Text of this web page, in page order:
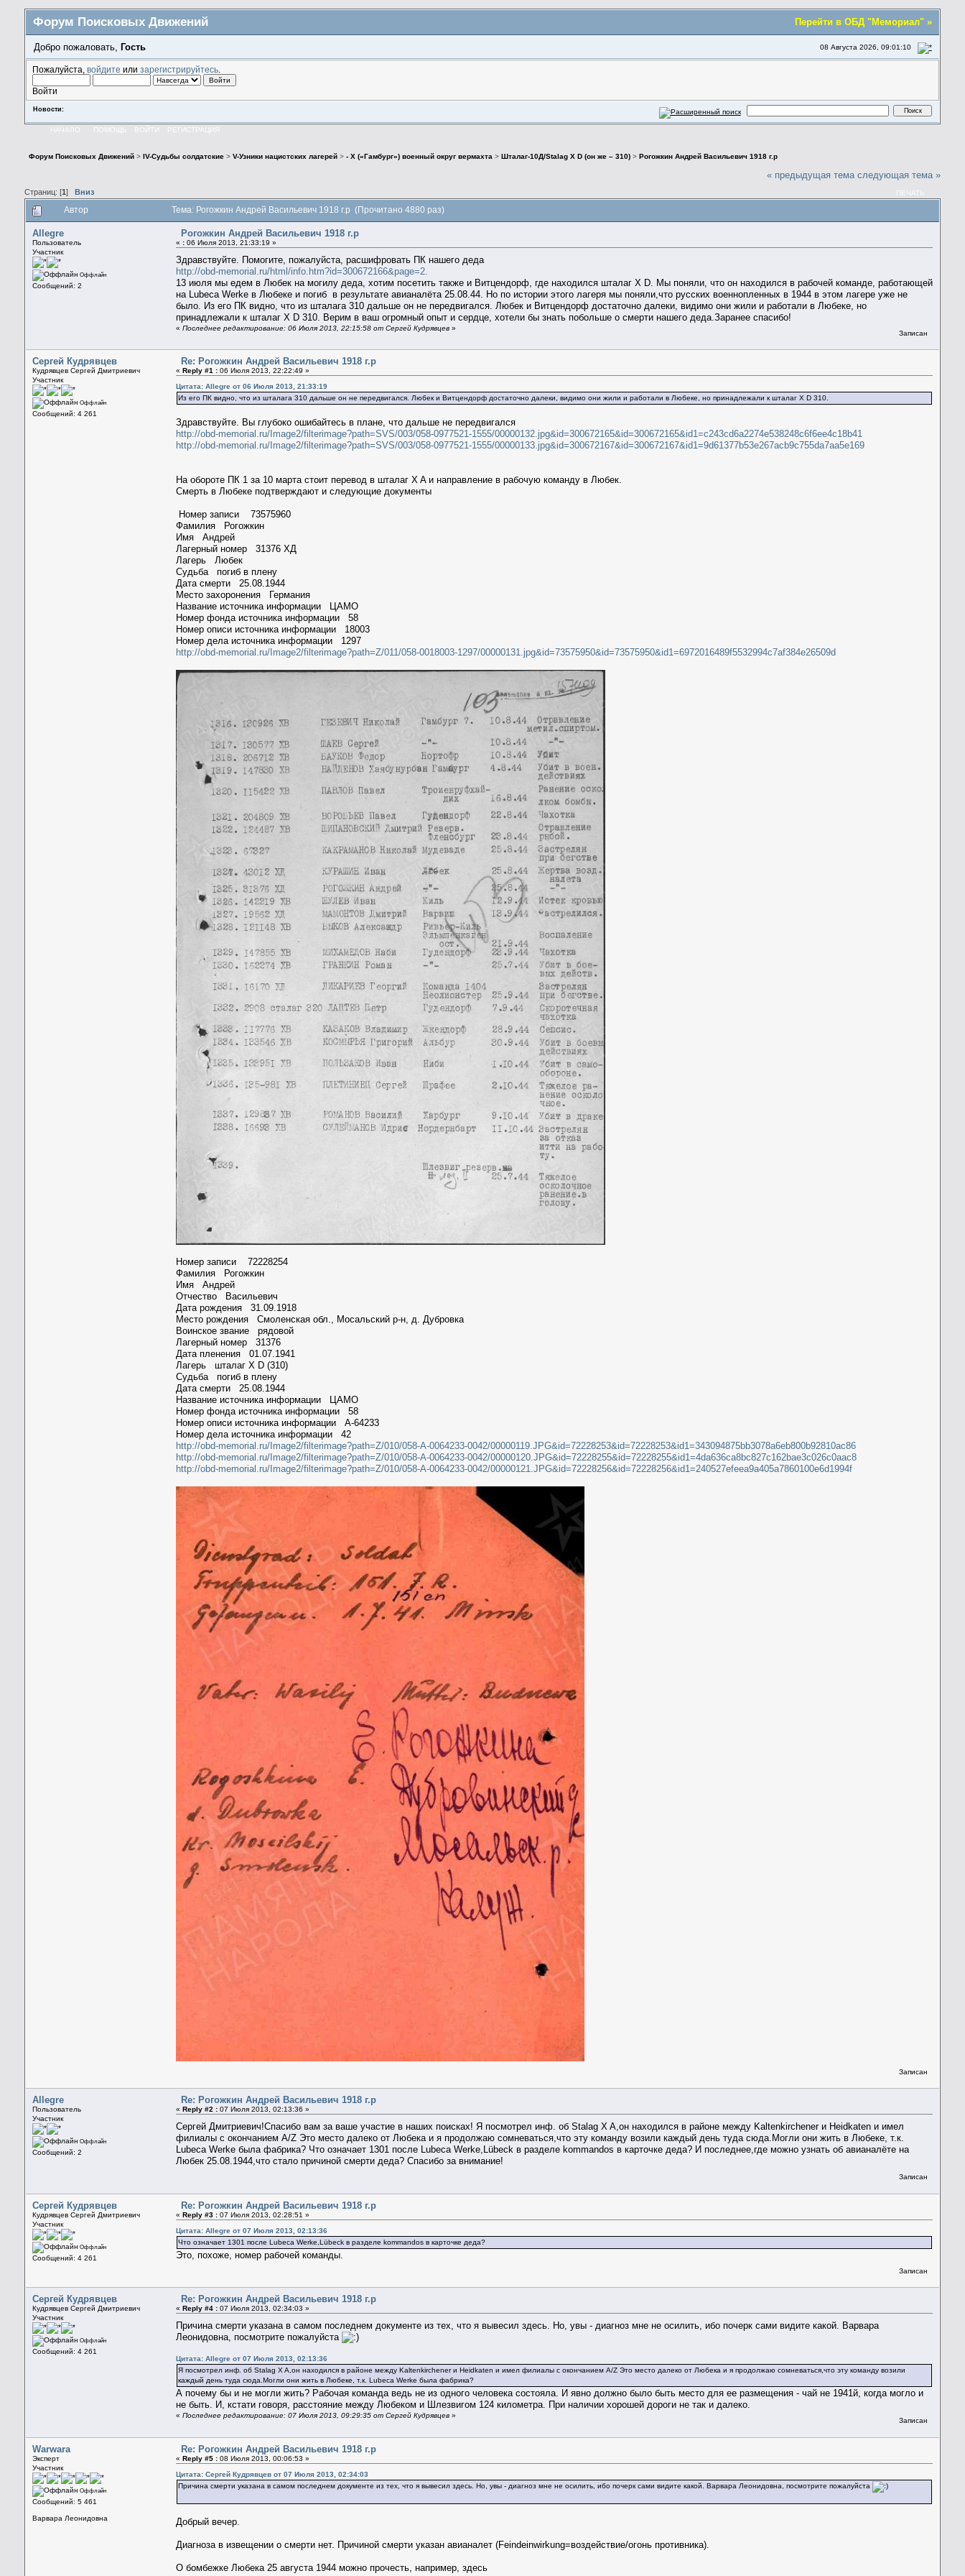
Перейти в ОБД "Мемориал" »
Форум Поисковых Движений
08 Августа 2026, 09:01:10
Добро пожаловать, Гость
Пожалуйста, войдите или зарегистрируйтесь.
Войти
Новости:
НАЧАЛО ПОМОЩЬ ВОЙТИ РЕГИСТРАЦИЯ
Форум Поисковых Движений > IV-Судьбы солдатские >V-Узники нацистских лагерей >- X («Гамбург») военный округ вермахта > Шталаг-10Д/Stalag X D (он же – 310) > Рогожкин Андрей Васильевич 1918 г.р
« предыдущая тема следующая тема »
Страниц: [1 ] Вниз ПЕЧАТЬ
Автор Тема: Рогожкин Андрей Васильевич 1918 г.р (Прочитано 4880 раз)
Allegre
Пользователь
Участник
Оффлайн
Сообщений: 2
Рогожкин Андрей Васильевич 1918 г.р
« : 06 Июля 2013, 21:33:19 »
Здравствуйте. Помогите, пожалуйста, расшифровать ПК нашего деда
http://obd-memorial.ru/html/info.htm?id=300672166&page=2.
13 июля мы едем в Любек на могилу деда, хотим посетить также и Витцендорф, где находился шталаг X D. Мы поняли, что он находился в рабочей команде, работающей
на Lubeca Werke в Любеке и погиб в результате авианалёта 25.08.44. Но по истории этого лагеря мы поняли,что русских военнопленных в 1944 в этом лагере уже не
было. Из его ПК видно, что из шталага 310 дальше он не передвигался. Любек и Витцендорф достаточно далеки, видимо они жили и работали в Любеке, но
принадлежали к шталаг X D 310. Верим в ваш огромный опыт и сердце, хотели бы знать побольше о смерти нашего деда.Заранее спасибо!
«Последнее редактирование: 06 Июля 2013, 22:15:58 от Сергей Кудрявцев »
Записан
Сергей Кудрявцев
Кудрявцев Сергей Дмитриевич
Участник
Оффлайн
Сообщений: 4 261
Re: Рогожкин Андрей Васильевич 1918 г.р
« Reply #1 : 06 Июля 2013, 22:22:49 »
Цитата: Allegre от 06 Июля 2013, 21:33:19
Из его ПК видно, что из шталага 310 дальше он не передвигался. Любек и Витцендорф достаточно далеки, видимо они жили и работали в Любеке, но принадлежали к шталаг X D 310.
Здравствуйте. Вы глубоко ошибайтесь в плане, что дальше не передвигался
http://obd-memorial.ru/Image2/filterimage?path=SVS/003/058-0977521-1555/00000132.jpg&id=300672165&id=300672165&id1=c243cd6a2274e538248c6f6ee4c18b41
http://obd-memorial.ru/Image2/filterimage?path=SVS/003/058-0977521-1555/00000133.jpg&id=300672167&id=300672167&id1=9d61377b53e267acb9c755da7aa5e169
На обороте ПК 1 за 10 марта стоит перевод в шталаг X A и направление в рабочую команду в Любек.
Смерть в Любеке подтверждают и следующие документы
Номер записи 73575960
Фамилия Рогожкин
Имя Андрей
Лагерный номер 31376 ХД
Лагерь Любек
Судьба погиб в плену
Дата смерти 25.08.1944
Место захоронения Германия
Название источника информации ЦАМО
Номер фонда источника информации 58
Номер описи источника информации 18003
Номер дела источника информации 1297
http://obd-memorial.ru/Image2/filterimage?path=Z/011/058-0018003-1297/00000131.jpg&id=73575950&id=73575950&id1=6972016489f5532994c7af384e26509d
Номер записи 72228254
Фамилия Рогожкин
Имя Андрей
Отчество Васильевич
Дата рождения 31.09.1918
Место рождения Смоленская обл., Мосальский р-н, д. Дубровка
Воинское звание рядовой
Лагерный номер 31376
Дата пленения 01.07.1941
Лагерь шталаг X D (310)
Судьба погиб в плену
Дата смерти 25.08.1944
Название источника информации ЦАМО
Номер фонда источника информации 58
Номер описи источника информации A-64233
Номер дела источника информации 42
http://obd-memorial.ru/Image2/filterimage?path=Z/010/058-A-0064233-0042/00000119.JPG&id=72228253&id=72228253&id1=343094875bb3078a6eb800b92810ac86
http://obd-memorial.ru/Image2/filterimage?path=Z/010/058-A-0064233-0042/00000120.JPG&id=72228255&id=72228255&id1=4da636ca8bc827c162bae3c026c0aac8
http://obd-memorial.ru/Image2/filterimage?path=Z/010/058-A-0064233-0042/00000121.JPG&id=72228256&id=72228256&id1=240527efeea9a405a7860100e6d1994f
Записан
Allegre
Пользователь
Участник
Оффлайн
Сообщений: 2
Re: Рогожкин Андрей Васильевич 1918 г.р
«Reply #2 : 07 Июля 2013, 02:13:36 »
Сергей Дмитриевич!Спасибо вам за ваше участие в наших поисках! Я посмотрел инф. об Stalag X A,он находился в районе между Kaltenkirchener и Heidkaten и имел
филиалы с окончанием A/Z Это место далеко от Любека и я продолжаю сомневаться,что эту команду возили каждый день туда сюда.Могли они жить в Любеке, т.к.
Lubeca Werke была фабрика? Что означает 1301 после Lubeca Werke,Lübeck в разделе kommandos в карточке деда? И последнее,где можно узнать об авианалёте на
Любек 25.08.1944,что стало причиной смерти деда? Спасибо за внимание!
Записан
Сергей Кудрявцев
Кудрявцев Сергей Дмитриевич
Участник
Оффлайн
Сообщений: 4 261
Re: Рогожкин Андрей Васильевич 1918 г.р
«Reply #3 : 07 Июля 2013, 02:28:51 »
Цитата: Allegre от 07 Июля 2013, 02:13:36
Что означает 1301 после Lubeca Werke,Lübeck в разделе kommandos в карточке деда?
Это, похоже, номер рабочей команды.
Записан
Сергей Кудрявцев
Кудрявцев Сергей Дмитриевич
Участник
Оффлайн
Сообщений: 4 261
Re: Рогожкин Андрей Васильевич 1918 г.р
«Reply #4 : 07 Июля 2013, 02:34:03 »
Причина смерти указана в самом последнем документе из тех, что я вывесил здесь. Но, увы - диагноз мне не осилить, ибо почерк сами видите какой. Варвара
Леонидовна, посмотрите пожалуйста
Цитата: Allegre от 07 Июля 2013, 02:13:36
Я посмотрел инф. об Stalag X A,он находился в районе между Kaltenkirchener и Heidkaten и имел филиалы с окончанием A/Z Это место далеко от Любека и я продолжаю сомневаться,что эту команду возили
каждый день туда сюда.Могли они жить в Любеке, т.к. Lubeca Werke была фабрика?
А почему бы и не могли жить? Рабочая команда ведь не из одного человека состояла. И явно должно было быть место для ее размещения - чай не 1941й, когда могло и
не быть. И, кстати говоря, расстояние между Любеком и Шлезвигом 124 километра. При наличии хорошей дороги не так и далеко.
«Последнее редактирование: 07 Июля 2013, 09:29:35 от Сергей Кудрявцев »
Записан
Warwara
Эксперт
Участник
Оффлайн
Сообщений: 5 461
Варвара Леонидовна
Re: Рогожкин Андрей Васильевич 1918 г.р
«Reply #5 : 08 Июля 2013, 00:06:53 »
Цитата: Сергей Кудрявцев от 07 Июля 2013, 02:34:03
Причина смерти указана в самом последнем документе из тех, что я вывесил здесь. Но, увы - диагноз мне не осилить, ибо почерк сами видите какой. Варвара Леонидовна, посмотрите пожалуйста
Добрый вечер.
Диагноза в извещении о смерти нет. Причиной смерти указан авианалет (Feindeinwirkung=воздействие/огонь противника).
О бомбежке Любека 25 августа 1944 можно прочесть, например, здесь